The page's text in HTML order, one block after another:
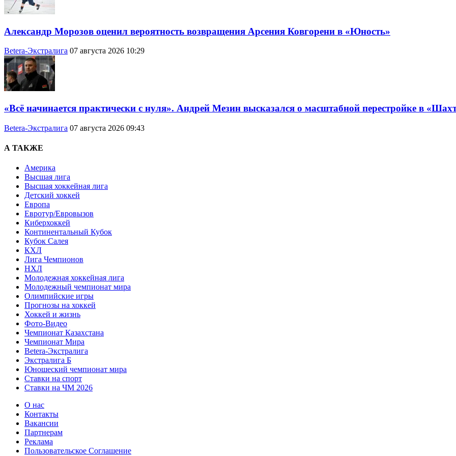
Александр Морозов оценил вероятность возвращения Арсения Ковгорени в «Юность»
Betera-Экстралига 07 августа 2026 10:29
«Всё начинается практически с нуля». Андрей Мезин высказался о масштабной перестройке в
Betera-Экстралига 07 августа 2026 09:43
А ТАКЖЕ
Америка
Высшая лига
Высшая хоккейная лига
Детский хоккей
Европа
Евротур/Евровызов
Киберхоккей
Континентальный Кубок
Кубок Салея
КХЛ
Лига Чемпионов
НХЛ
Молодежная хоккейная лига
Молодежный чемпионат мира
Олимпийские игры
Прогнозы на хоккей
Хоккей и жизнь
Фото-Видео
Чемпионат Казахстана
Чемпионат Мира
Betera-Экстралига
Экстралига Б
Юношеский чемпионат мира
Ставки на спорт
Ставки на ЧМ 2026
О нас
Контакты
Вакансии
Партнерам
Реклама
Пользовательское Соглашение